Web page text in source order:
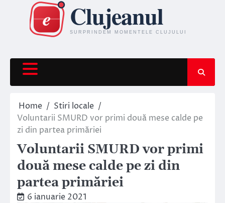
content
Home
Stiri locale
Voluntarii SMURD vor primi două mese calde pe
zi din partea primăriei
Voluntarii SMURD vor primi
două mese calde pe zi din
partea primăriei
6 ianuarie 2021